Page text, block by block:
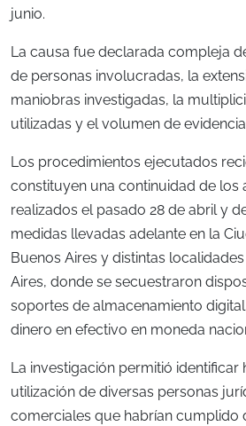
junio.
La causa fue declarada compleja
de personas involucradas, la
maniobras investigadas, la
utilizadas y el volumen de
Los procedimientos ejecutados
constituyen una continuidad de los
realizados el pasado 28 de abril y
medidas llevadas adelante en la
Buenos Aires y distintas
Aires, donde se secuestraron
soportes de almacenamiento
dinero en efectivo en moneda
La investigación permitió identificar
utilización de diversas personas
comerciales que habrían cumplido